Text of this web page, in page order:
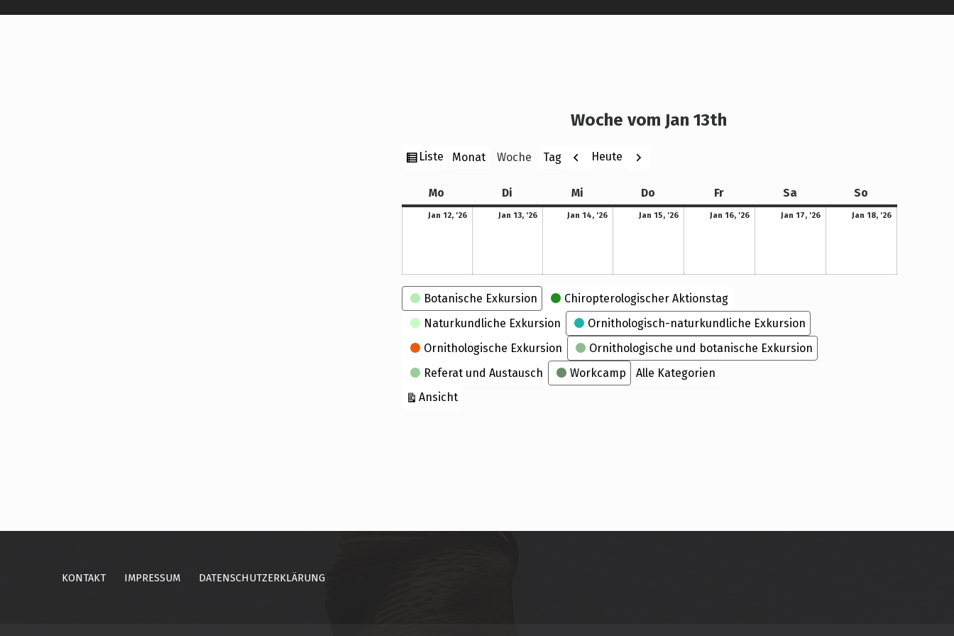
Woche vom Jan 13th
Ansicht
Liste Monat Woche Tag Zurück
Heute Weiter
Mo Di Mi Do Fr Sa So
Jan 12, '26
12. Januar 2026
Jan 13, '26
13. Januar 2026
Jan 14, '26
14. Januar 2026
Jan 15, '26
15. Januar 2026
Jan 16, '26
16. Januar 2026
Jan 17, '26
17. Januar 2026
Jan 18, '26
18. Januar 2026
Kategorien
Botanische Exkursion
Chiropterologischer Aktionstag
Naturkundliche Exkursion
Ornithologisch-naturkundliche Exkursion
Ornithologische Exkursion
Ornithologische und botanische Exkursion
Referat und Austausch
Workcamp
Alle Kategorien
Ansichtausdrucken
KONTAKT IMPRESSUM DATENSCHUTZERKLÄRUNG